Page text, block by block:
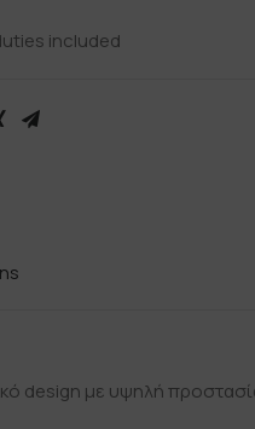
included
design με υψηλή